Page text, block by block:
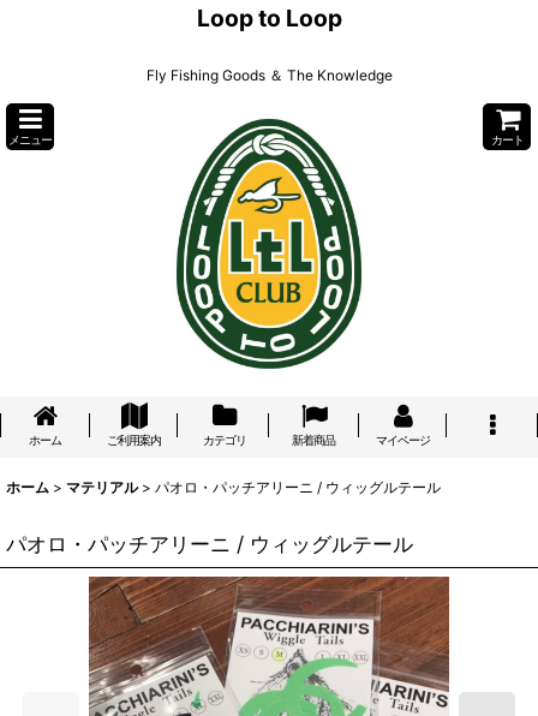
Loop to Loop
Fly Fishing Goods ＆ The Knowledge
メニュー カート
ホーム ご利用案内 カテゴリ 新着商品 マイページ
ホーム > マテリアル > パオロ・パッチアリーニ / ウィッグルテール
パオロ・パッチアリーニ / ウィッグルテール